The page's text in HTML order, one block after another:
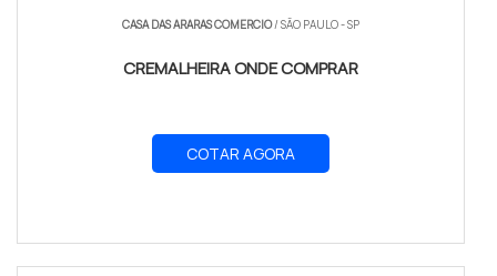
CASA DAS ARARAS COMERCIO/ SÃO PAULO - SP
CREMALHEIRA ONDE COMPRAR
COTAR AGORA